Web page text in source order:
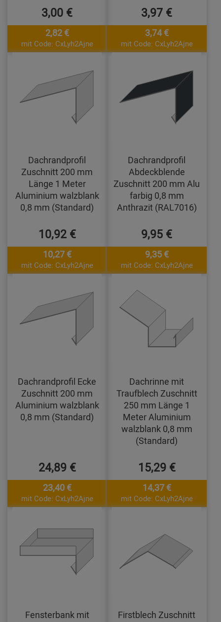
3,00 €
2,82 €
mit Code: CxLyh2Ajne
3,97 €
3,74 €
mit Code: CxLyh2Ajne
Dachrandprofil
Zuschnitt 200 mm
Länge 1 Meter
Aluminium walzblank
0,8 mm (Standard)
10,92 €
10,27 €
mit Code: CxLyh2Ajne
Dachrandprofil
Abdeckblende
Zuschnitt 200 mm Alu
farbig 0,8 mm
Anthrazit (RAL7016)
9,95 €
9,35 €
mit Code: CxLyh2Ajne
Dachrandprofil Ecke
Zuschnitt 200 mm
Aluminium walzblank
0,8 mm (Standard)
24,89 €
23,40 €
mit Code: CxLyh2Ajne
Dachrinne mit
Traufblech Zuschnitt
250 mm Länge 1
Meter Aluminium
walzblank 0,8 mm
(Standard)
15,29 €
14,37 €
mit Code: CxLyh2Ajne
Fensterbank mit
Firstblech Zuschnitt